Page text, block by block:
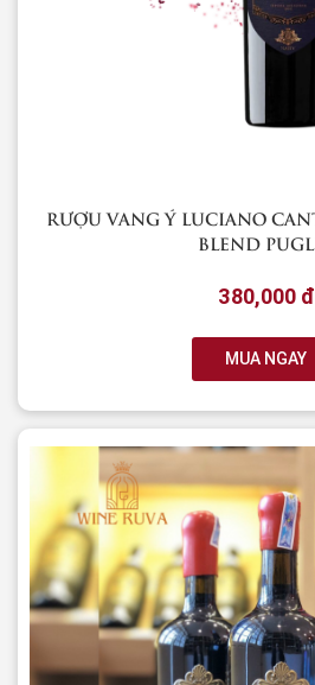
RƯỢU VANG Ý LUCIANO
BLEND
380,000 đ
MUA NGAY